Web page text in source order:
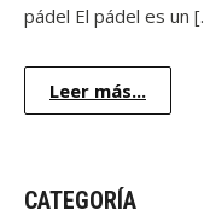
pádel El pádel es un
Leer más...
CATEGORÍA